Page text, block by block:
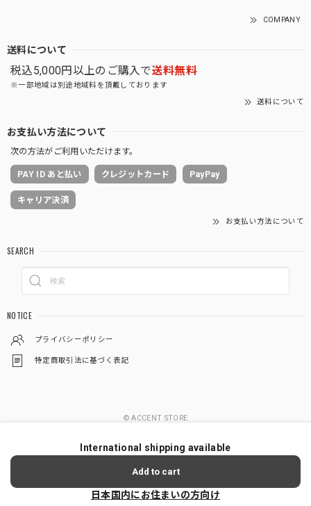
COMPANY
送料について
税込5,000円以上のご購入で送料無料
※一部地域は別途地域料を頂戴しております
送料について
お支払い方法について
次の方法がご利用いただけます。
PAY ID あと払い クレジットカード PayPay
キャリア決済
お支払い方法について
SEARCH
NOTICE
プライバシーポリシー
特定商取引法に基づく表記
© ACCENT STORE
International shipping available
Add to cart
日本国内にお住まいの方向け